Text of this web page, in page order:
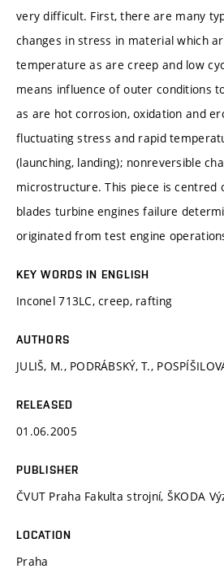
very difficult. First, there are many
changes in stress in material which
temperature as are creep and low
means influence of outer conditions
as are hot corrosion, oxidation and
fluctuating stress and rapid
(launching, landing); nonreversible
microstructure. This piece is centred
blades turbine engines failure
originated from test engine
KEY WORDS IN ENGLISH
Inconel 713LC, creep, rafting
AUTHORS
JULIŠ, M., PODRÁBSKÝ, T.,
RELEASED
01.06.2005
PUBLISHER
ČVUT Praha Fakulta strojní, ŠKODA
LOCATION
Praha